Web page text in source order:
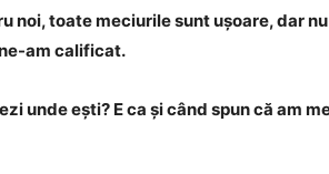
noi, toate meciurile sunt ușoare, dar
am calificat.
unde ești? E ca și când spun că am